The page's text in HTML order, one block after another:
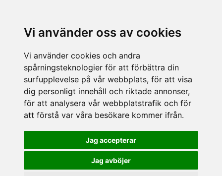
Vi använder oss av cookies
Vi använder cookies och andra
spårningsteknologier för att förbättra din
surfupplevelse på vår webbplats, för att visa
dig personligt innehåll och riktade annonser,
för att analysera vår webbplatstrafik och för
att förstå var våra besökare kommer ifrån.
Jag accepterar
Jag avböjer